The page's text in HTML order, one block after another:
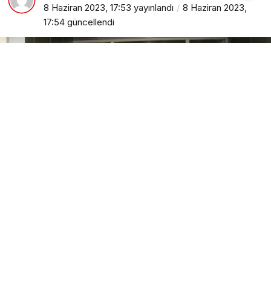
8 Haziran 2023, 17:53 yayınlandı
8 Haziran 2023,
17:54 güncellendi